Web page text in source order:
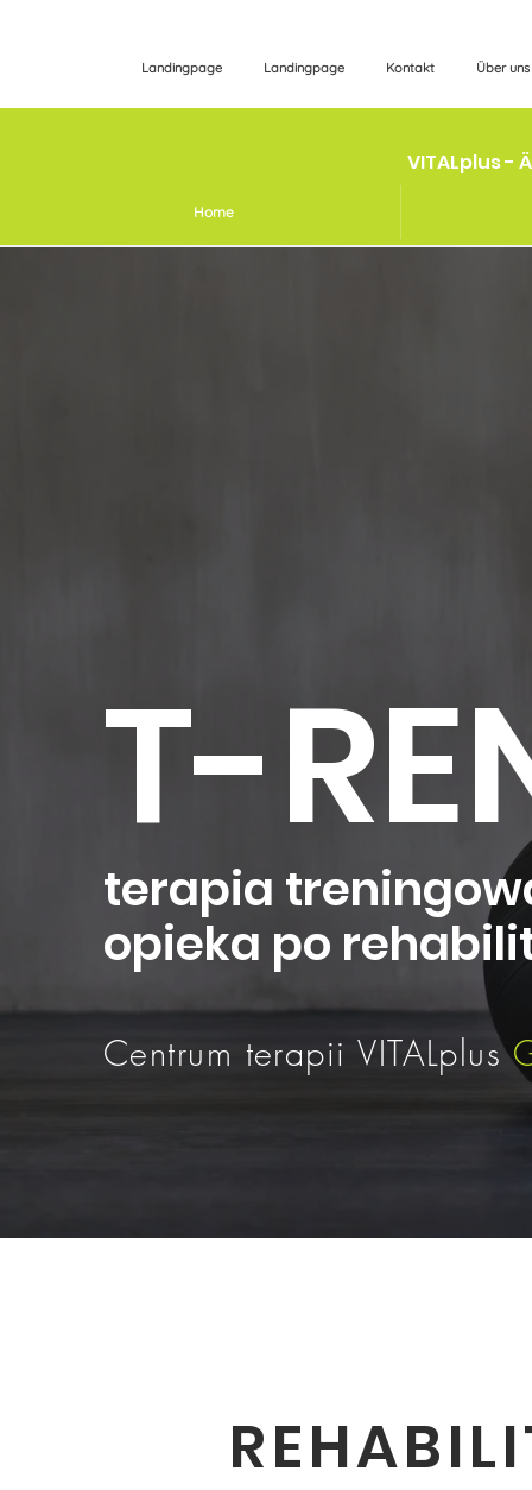
Landingpage Landingpage Kontakt Über uns
VITALplus -
Home
T-
terapia
opieka po
Centrum terapii VITALplus